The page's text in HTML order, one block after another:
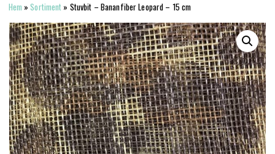
HELA SORTIMENTET
NYHETER
VINTAGE
LIMITERADE
UTGÅENDE
Hem »Sortiment » Stuvbit – Bananfiber Leopard – 15 cm